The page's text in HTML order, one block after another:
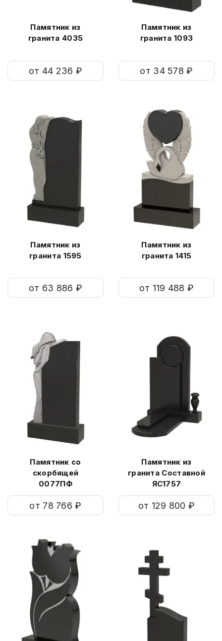
Памятник из
гранита 4035
от 44 236 ₽
Памятник из
гранита 1093
от 34 578 ₽
Памятник из
гранита 1595
от 63 886 ₽
Памятник из
гранита 1415
от 119 488 ₽
Памятник со
скорбящей
0077ПФ
от 78 766 ₽
Памятник из
гранита Составной
ЯС1757
от 129 800 ₽